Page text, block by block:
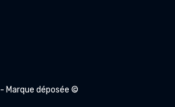
- Marque déposée ©